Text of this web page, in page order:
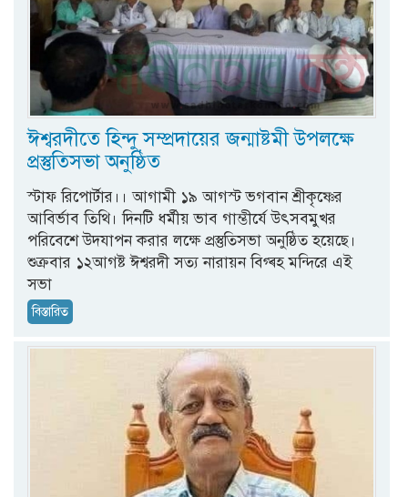
ঈশ্বরদীতে হিন্দু সম্প্রদায়ের জন্মাষ্টমী উপলক্ষে
প্রস্তুতিসভা অনুষ্ঠিত
স্টাফ রিপোর্টার।। আগামী ১৯ আগস্ট ভগবান শ্রীকৃষ্ণের
আবির্ভাব তিথি। দিনটি ধর্মীয় ভাব গাম্ভীর্যে উৎসবমুখর
পরিবেশে উদযাপন করার লক্ষে প্রস্তুতিসভা অনুষ্ঠিত হয়েছে।
শুক্রবার ১২আগষ্ট ঈশ্বরদী সত্য নারায়ন বিগ্ৰ্হ মন্দিরে এই
সভা
বিস্তারিত